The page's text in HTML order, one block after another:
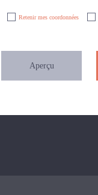
Retenir mes coordonnées